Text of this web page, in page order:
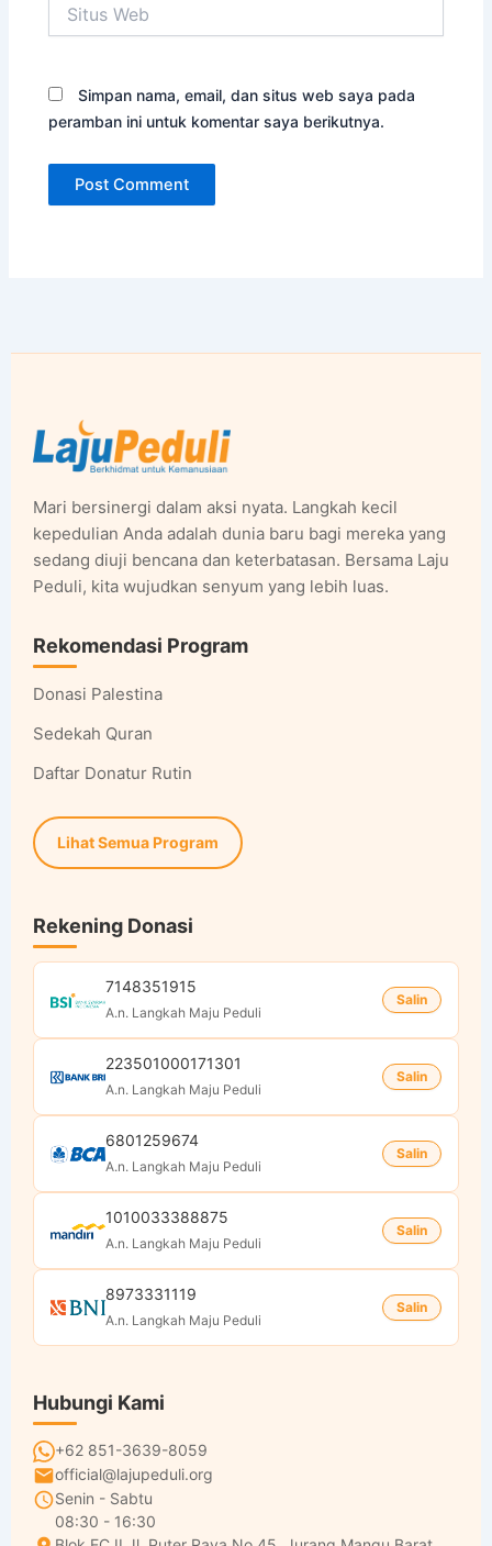
Web
Simpan nama, email, dan situs web saya pada
peramban ini untuk komentar saya berikutnya.
Mari bersinergi dalam aksi nyata. Langkah kecil
kepedulian Anda adalah dunia baru bagi mereka yang
sedang diuji bencana dan keterbatasan. Bersama Laju
Peduli, kita wujudkan senyum yang lebih luas.
Rekomendasi Program
Donasi Palestina
Sedekah Quran
Daftar Donatur Rutin
Lihat Semua Program
Rekening Donasi
7148351915
A.n. Langkah Maju Peduli
Salin
223501000171301
A.n. Langkah Maju Peduli
Salin
6801259674
A.n. Langkah Maju Peduli
Salin
1010033388875
A.n. Langkah Maju Peduli
Salin
8973331119
A.n. Langkah Maju Peduli
Salin
Hubungi Kami
+62 851-3639-8059
official@lajupeduli.org
Senin - Sabtu
08:30 - 16:30